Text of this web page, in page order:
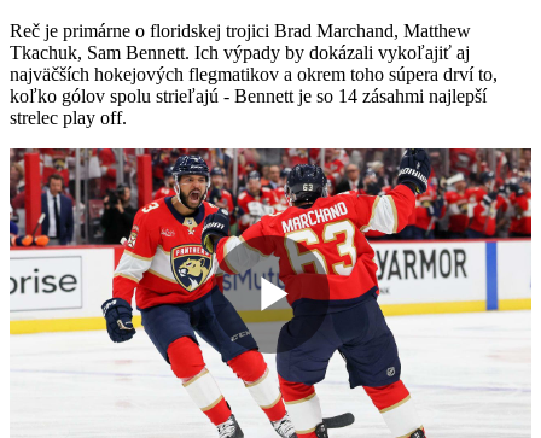
Reč je primárne o floridskej trojici Brad Marchand, Matthew
Tkachuk, Sam Bennett. Ich výpady by dokázali vykoľajiť aj
najväčších hokejových flegmatikov a okrem toho súpera drví to,
koľko gólov spolu strieľajú - Bennett je so 14 zásahmi najlepší
strelec play off.
Play